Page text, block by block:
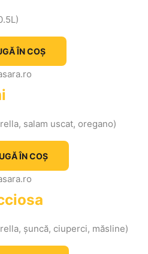
ÎN COȘ
salam uscat, oregano)
ÎN COȘ
șuncă, ciuperci, măsline)